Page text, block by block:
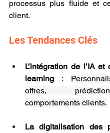
processus plus fluide et
client.
Les Tendances Clés
L’intégration de l’IA
learning :
offres,
comportements clients.
La digitalisation des